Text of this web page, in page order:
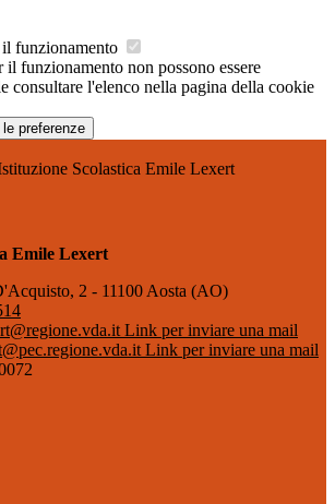
funzionamento
il funzionamento non possono essere
consultare l'elenco nella pagina della cookie
preferenze
Scolastica Emile Lexert
Emile Lexert
2 - 11100 Aosta (AO)
Link per inviare una mail
Link per inviare una mail